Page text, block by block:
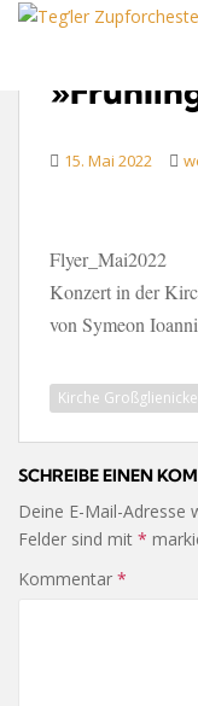
15. Mai 2022
Flyer_Mai2022
Konzert in der
von Symeon
Kirche Großglienicke
SCHREIBE EINEN
Deine E-Mail-Adresse
Felder sind mit *
Kommentar *